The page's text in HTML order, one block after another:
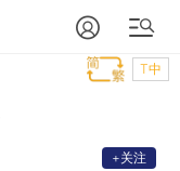
T中
+关注